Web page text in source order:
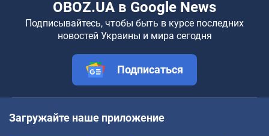
OBOZ.UA в Google News
Подписывайтесь, чтобы быть в курсе последних
новостей Украины и мира сегодня
Подписаться
Загружайте наше приложение